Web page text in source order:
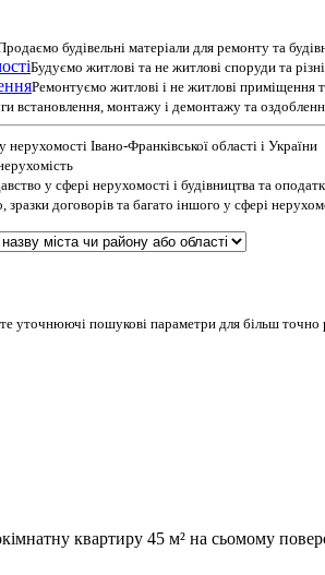
будівельні матеріали для ремонту та
Будуємо житлові та не житлові споруди та різні
Ремонтуємо житлові і не житлові приміщення
встановлення, монтажу і демонтажу та
Івано-Франківської області і України
у сфері нерухомості і будівництва та
зразки договорів та багато іншого у сфері
уточнюючі пошукові параметри для більш точно
квартиру 45 м² на сьомому